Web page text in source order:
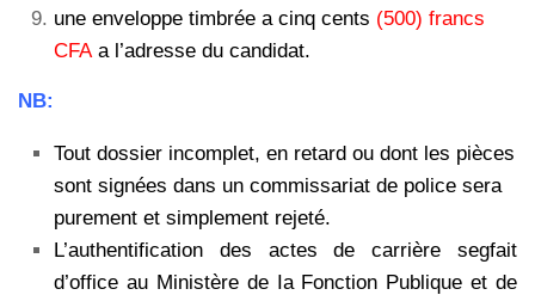
une enveloppe timbrée a cinq cents (500) francs
CFA a l’adresse du candidat.
NB:
Tout dossier incomplet, en retard ou dont les pièces
sont signées dans un commissariat de police sera
purement et simplement rejeté.
L’authentification des actes de carrière segfait
d’office au Ministère de Ia Fonction Publique et de